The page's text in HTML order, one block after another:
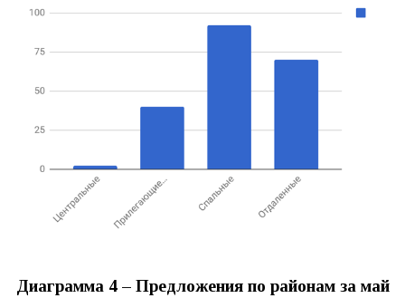
Диаграмма 4 – Предложения по районам за май